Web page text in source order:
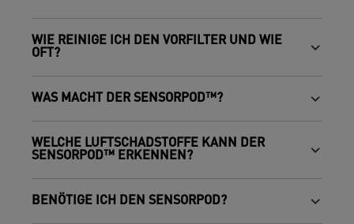
WIE REINIGE ICH DEN VORFILTER UND WIE
OFT?
WAS MACHT DER SENSORPOD™?
WELCHE LUFTSCHADSTOFFE KANN DER
SENSORPOD™ ERKENNEN?
BENÖTIGE ICH DEN SENSORPOD?